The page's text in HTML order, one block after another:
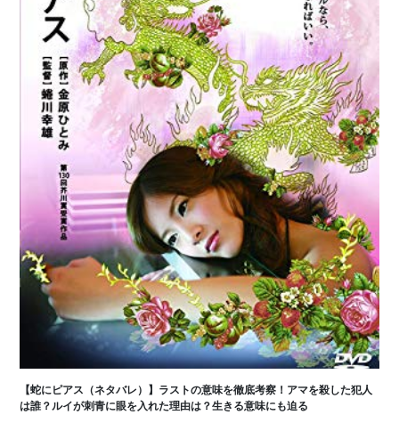
【蛇にピアス（ネタバレ）】ラストの意味を徹底考察！アマを殺した犯人
は誰？ルイが刺青に眼を入れた理由は？生きる意味にも迫る